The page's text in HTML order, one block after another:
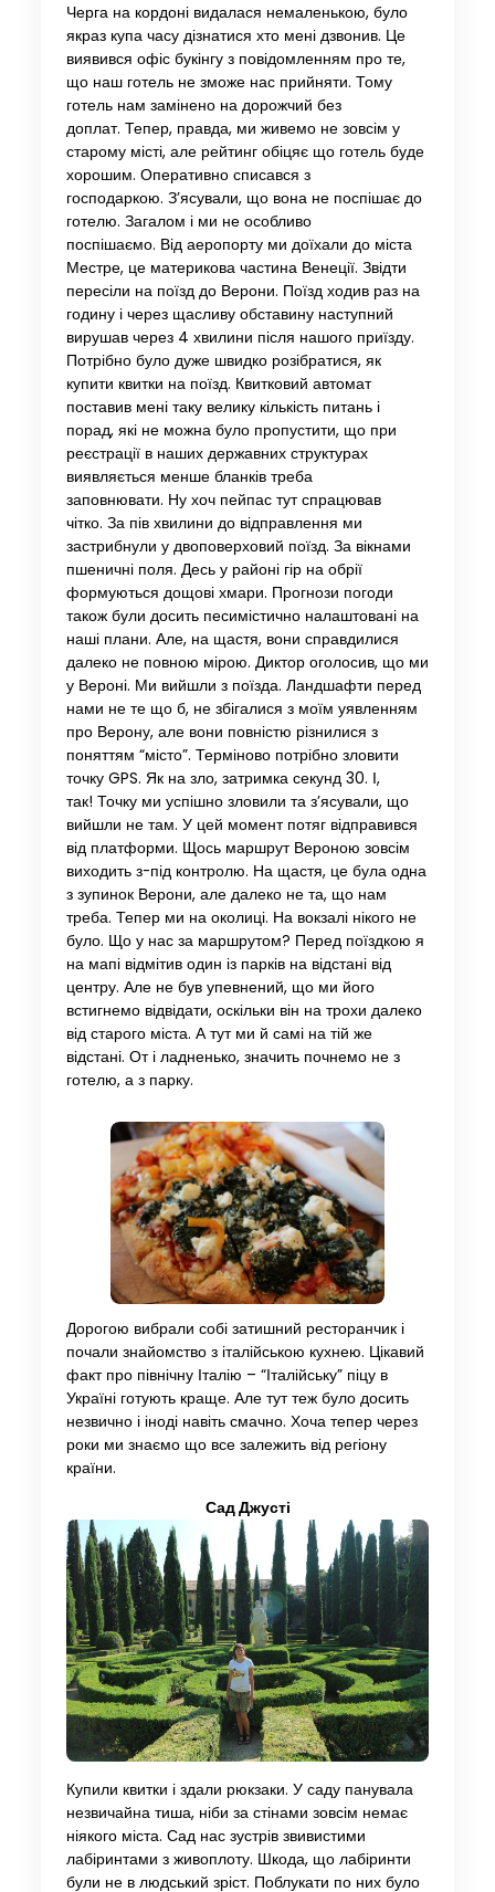
Черга на кордоні видалася немаленькою, було
якраз купа часу дізнатися хто мені дзвонив. Це
виявився офіс букінгу з повідомленням про те,
що наш готель не зможе нас прийняти. Тому
готель нам замінено на дорожчий без
доплат. Тепер, правда, ми живемо не зовсім у
старому місті, але рейтинг обіцяє що готель буде
хорошим. Оперативно списався з
господаркою. З’ясували, що вона не поспішає до
готелю. Загалом і ми не особливо
поспішаємо. Від аеропорту ми доїхали до міста
Местре, це материкова частина Венеції. Звідти
пересіли на поїзд до Верони. Поїзд ходив раз на
годину і через щасливу обставину наступний
вирушав через 4 хвилини після нашого приїзду.
Потрібно було дуже швидко розібратися, як
купити квитки на поїзд. Квитковий автомат
поставив мені таку велику кількість питань і
порад, які не можна було пропустити, що при
реєстрації в наших державних структурах
виявляється менше бланків треба
заповнювати. Ну хоч пейпас тут спрацював
чітко. За пів хвилини до відправлення ми
застрибнули у двоповерховий поїзд. За вікнами
пшеничні поля. Десь у районі гір на обрії
формуються дощові хмари. Прогнози погоди
також були досить песимістично налаштовані на
наші плани. Але, на щастя, вони справдилися
далеко не повною мірою. Диктор оголосив, що ми
у Вероні. Ми вийшли з поїзда. Ландшафти перед
нами не те що б, не збігалися з моїм уявленням
про Верону, але вони повністю різнилися з
поняттям “місто”. Терміново потрібно зловити
точку GPS. Як на зло, затримка секунд 30. І,
так! Точку ми успішно зловили та з’ясували, що
вийшли не там. У цей момент потяг відправився
від платформи. Щось маршрут Вероною зовсім
виходить з-під контролю. На щастя, це була одна
з зупинок Верони, але далеко не та, що нам
треба. Тепер ми на околиці. На вокзалі нікого не
було. Що у нас за маршрутом? Перед поїздкою я
на мапі відмітив один із парків на відстані від
центру. Але не був упевнений, що ми його
встигнемо відвідати, оскільки він на трохи далеко
від старого міста. А тут ми й самі на тій же
відстані. От і ладненько, значить почнемо не з
готелю, а з парку.
Дорогою вибрали собі затишний ресторанчик і
почали знайомство з італійською кухнею. Цікавий
факт про північну Італію – “Італійську” піцу в
Україні готують краще. Але тут теж було досить
незвично і іноді навіть смачно. Хоча тепер через
роки ми знаємо що все залежить від регіону
країни.
Сад Джусті
Купили квитки і здали рюкзаки. У саду панувала
незвичайна тиша, ніби за стінами зовсім немає
ніякого міста. Сад нас зустрів звивистими
лабіринтами з живоплоту. Шкода, що лабіринти
були не в людський зріст. Поблукати по них було